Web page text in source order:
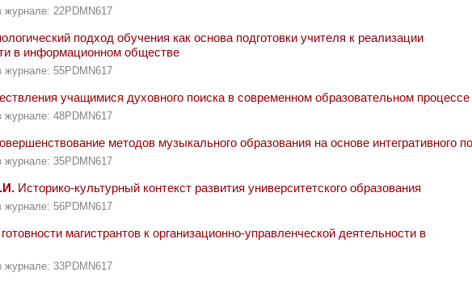
журнале: 22PDMN617
подход обучения как основа подготовки учителя к реализации
в информационном обществе
журнале: 55PDMN617
учащимися духовного поиска в современном образовательном процессе
журнале: 48PDMN617
методов музыкального образования на основе интегративного
журнале: 35PDMN617
Историко-культурный контекст развития университетского образования
журнале: 56PDMN617
магистрантов к организационно-управленческой деятельности в
журнале: 33PDMN617